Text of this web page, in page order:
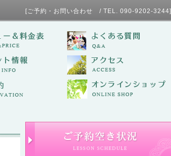
・お問い合わせ / TEL. 090-9202-3244]